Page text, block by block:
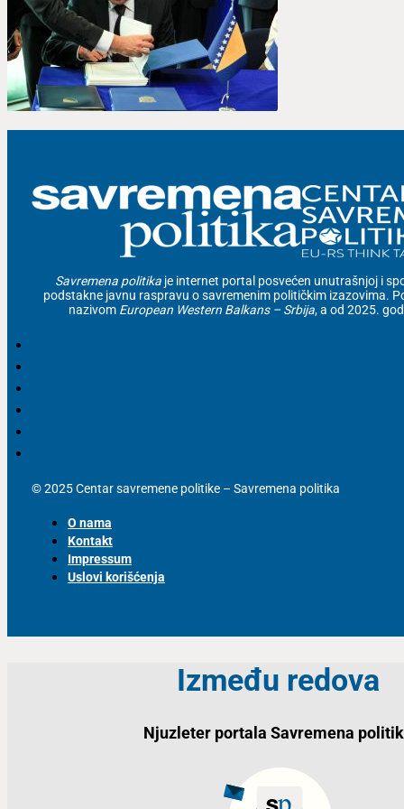
Savremena politika je internet portal posvećen unutrašnjoj i
podstakne javnu raspravu o savremenim političkim izazovima.
nazivom European Western Balkans – Srbija, a od 2025.
© 2025 Centar savremene politike – Savremena politika
O nama
Kontakt
Impressum
Uslovi korišćenja
Između redova
Njuzleter portala Savremena